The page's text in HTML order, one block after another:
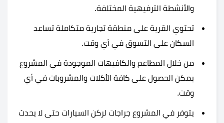
والأنشطة الترفيهية المختلفة.
تحتوي القرية على منطقة تجارية متكاملة تساعد
السكان على التسوق في أي وقت.
من خلال المطاعم والكافيهات الموجودة في المشروع
يمكن الحصول على كافة الأكلات والمشروبات في أي
وقت.
يتوفر في المشروع جراجات لركن السيارات حتى لا يحدث